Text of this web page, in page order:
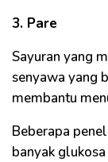
3. Pare
Sayuran yang
senyawa yang
membantu
Beberapa
banyak